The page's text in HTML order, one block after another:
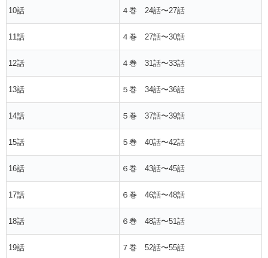
10話 ４巻 24話〜27話
11話 ４巻 27話〜30話
12話 ４巻 31話〜33話
13話 ５巻 34話〜36話
14話 ５巻 37話〜39話
15話 ５巻 40話〜42話
16話 ６巻 43話〜45話
17話 ６巻 46話〜48話
18話 ６巻 48話〜51話
19話 ７巻 52話〜55話